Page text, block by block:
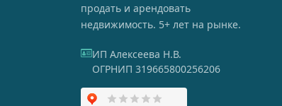
продать и арендовать
недвижимость. 5+ лет на рынке.
ИП Алексеева Н.В.
ОГРНИП 319665800256206